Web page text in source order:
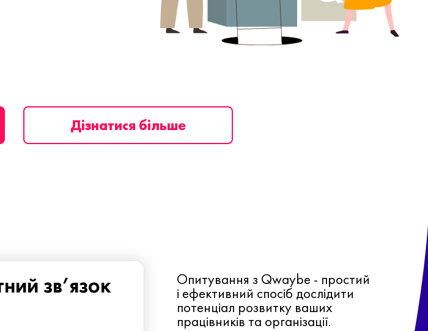
Дізнатися більше
зв’язок
Опитування з Qwaybe - простий
і ефективний спосіб дослідити
потенціал розвитку ваших
працівників та організації.